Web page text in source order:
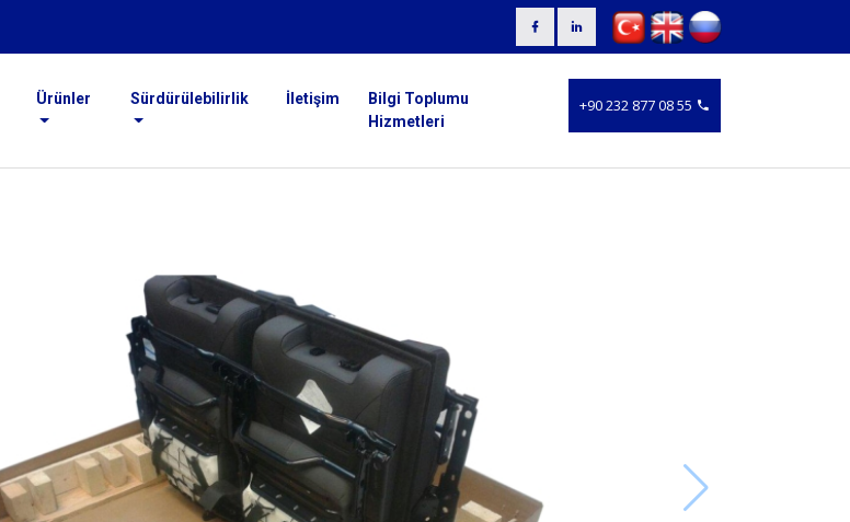
Ürünler Sürdürülebilirlik İletişim
Bilgi Toplumu
Hizmetleri
+90 232 877 08 55